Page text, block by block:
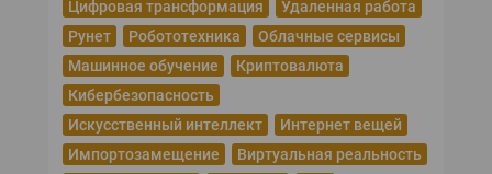
Цифровая трансформация
Удаленная работа
Рунет
Робототехника
Облачные сервисы
Машинное обучение
Криптовалюта
Кибербезопасность
Искусственный интеллект
Интернет вещей
Импортозамещение
Виртуальная реальность